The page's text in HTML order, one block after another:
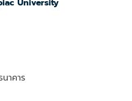
University
าคาร